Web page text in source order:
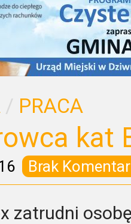
/ PRACA
kat
Brak
zatrudni